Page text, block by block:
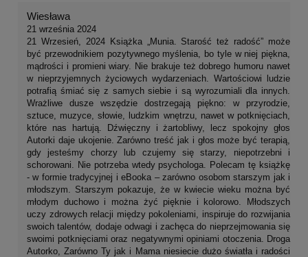
Wiesława
21 września 2024
21 Wrzesień, 2024 Książka „Munia. Starość też radość” może
być przewodnikiem pozytywnego myślenia, bo tyle w niej piękna,
mądrości i promieni wiary. Nie brakuje też dobrego humoru nawet
w nieprzyjemnych życiowych wydarzeniach. Wartościowi ludzie
potrafią śmiać się z samych siebie i są wyrozumiali dla innych.
Wrażliwe dusze wszędzie dostrzegają piękno: w przyrodzie,
sztuce, muzyce, słowie, ludzkim wnętrzu, nawet w potknięciach,
które nas hartują. Dźwięczny i żartobliwy, lecz spokojny głos
Autorki daje ukojenie. Zarówno treść jak i głos może być terapią,
gdy jesteśmy chorzy lub czujemy się starzy, niepotrzebni i
schorowani. Nie potrzeba wtedy psychologa. Polecam tę książkę
- w formie tradycyjnej i eBooka – zarówno osobom starszym jak i
młodszym. Starszym pokazuje, że w kwiecie wieku można być
młodym duchowo i można żyć pięknie i kolorowo. Młodszych
uczy zdrowych relacji między pokoleniami, inspiruje do rozwijania
swoich talentów, dodaje odwagi i zachęca do nieprzejmowania się
swoimi potknięciami oraz negatywnymi opiniami otoczenia. Droga
Autorko, Zarówno Ty jak i Mama niesiecie dużo światła i radości